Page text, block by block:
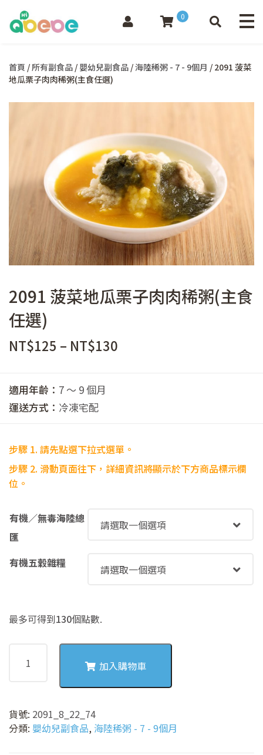
0
首頁 / 所有副食品 / 嬰幼兒副食品 /海陸稀粥 - 7 - 9個月 / 2091 菠菜
地瓜栗子肉肉稀粥(主食任選)
2091 菠菜地瓜栗子肉肉稀粥(主食
任選)
NT$125 – NT$130
到
NT$130
適用年齡： 7 ～ 9 個月
運送方式： 冷凍宅配
步驟 1. 請先點選下拉式選單。
步驟 2. 滑動頁面往下，詳細資訊將顯示於下方商品標示欄
位。
有機／無毒海陸總
匯
有機五穀雜糧
最多可得到130個點數.
瓜
栗
子
加入購物車
貨號: 2091_8_22_74
分類: 嬰幼兒副食品, 海陸稀粥 - 7 - 9個月